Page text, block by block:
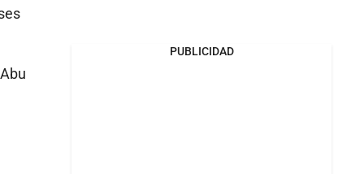
PUBLICIDAD